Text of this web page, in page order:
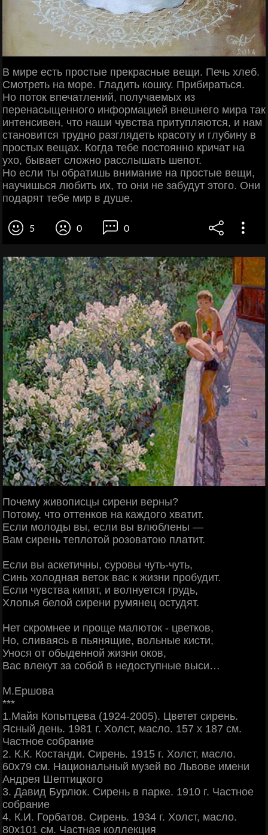
В мире есть простые прекрасные вещи. Печь хлеб.
Смотреть на море. Гладить кошку. Прибираться.
Но поток впечатлений, получаемых из
перенасыщенного информацией внешнего мира так
интенсивен, что наши чувства притупляются, и нам
становится трудно разглядеть красоту и глубину в
простых вещах. Когда тебе постоянно кричат на
ухо, бывает сложно расслышать шепот.
Но если ты обратишь внимание на простые вещи,
научишься любить их, то они не забудут этого. Они
подарят тебе мир в душе.
5 0 0
Почему живописцы сирени верны?
Потому, что оттенков на каждого хватит.
Если молоды вы, если вы влюблены —
Вам сирень теплотой розоватою платит.
Если вы аскетичны, суровы чуть-чуть,
Синь холодная веток вас к жизни пробудит.
Если чувства кипят, и волнуется грудь,
Хлопья белой сирени румянец остудят.
Нет скромнее и проще малюток - цветков,
Но, сливаясь в пьянящие, вольные кисти,
Унося от обыденной жизни оков,
Вас влекут за собой в недоступные выси…
М.Ершова
***
1.Майя Копытцева (1924-2005). Цветет сирень.
Ясный день. 1981 г. Холст, масло. 157 х 187 см.
Частное собрание
2. К.К. Костанди. Сирень. 1915 г. Холст, масло.
60х79 см. Национальный музей во Львове имени
Андрея Шептицкого
3. Давид Бурлюк. Сирень в парке. 1910 г. Частное
собрание
4. К.И. Горбатов. Сирень. 1934 г. Холст, масло.
80х101 см. Частная коллекция